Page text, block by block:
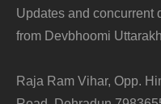
Updates and concurrent
from Devbhoomi
Raja Ram Vihar, Opp.